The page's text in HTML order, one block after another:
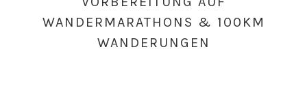
2019
WANDERMARATHONS & 100KM
WANDERUNGEN